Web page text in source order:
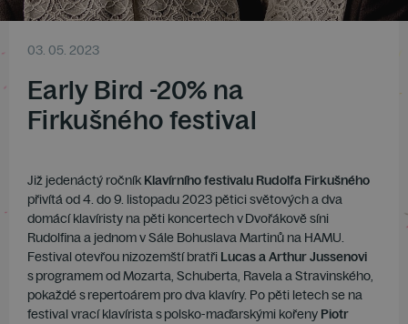
03. 05. 2023
Early Bird -20% na
Firkušného festival
Již jedenáctý ročník Klavírního festivalu Rudolfa Firkušného
přivítá od 4. do 9. listopadu 2023 pětici světových a dva
domácí klavíristy na pěti koncertech v Dvořákově síni
Rudolfina a jednom v Sále Bohuslava Martinů na HAMU.
Festival otevřou nizozemští bratři Lucas a Arthur Jussenovi
s programem od Mozarta, Schuberta, Ravela a Stravinského,
pokaždé s repertoárem pro dva klavíry. Po pěti letech se na
festival vrací klavírista s polsko-maďarskými kořeny Piotr